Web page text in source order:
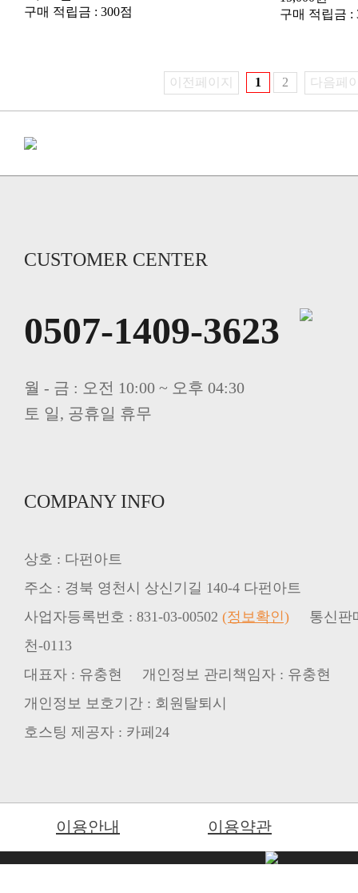
구매 적립금 : 300점
구매 적립금 :
이전페이지 1 2 다음페
CUSTOMER CENTER
0507-1409-3623
월 - 금 : 오전 10:00 ~ 오후 04:30
토 일, 공휴일 휴무
COMPANY INFO
상호 : 다펀아트
주소 : 경북 영천시 상신기길 140-4 다펀아트
사업자등록번호 : 831-03-00502 (정보확인)
천-0113
대표자 : 유충현 개인정보 관리책임자 : 유충현
개인정보 보호기간 : 회원탈퇴시
호스팅 제공자 : 카페24
이용안내 이용약관